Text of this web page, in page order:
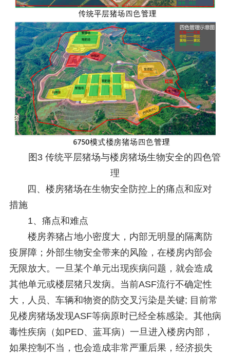
图3 传统平层猪场与楼房猪场生物安全的四色管
理
四、楼房猪场在生物安全防控上的痛点和应对
措施
1、痛点和难点
楼房养猪占地小密度大，内部无明显的隔离防
疫屏障；外部生物安全带来的风险，在楼房内部会
无限放大。一旦某个单元出现疾病问题，就会造成
其他单元或楼层猪只发病。当前ASF流行不确定性
大，人员、车辆和物资的防交叉污染是关键; 目前常
见楼房猪场发现ASF等病原时已经全栋感染。其他病
毒性疾病（如PED、蓝耳病）一旦进入楼房内部，
如果控制不当，也会造成非常严重后果，经济损失